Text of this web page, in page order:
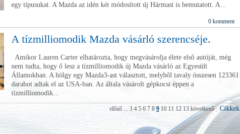
egy típusukat. A Mazda az idén két módosított új Hármast is bemutatott. A...
0 komment
A tízmilliomodik Mazda vásárló szerencséje.
Amikor Lauren Carter elhatározta, hogy megvásárolja élete első autóját, még
nem tudta, hogy ő lesz a tízmilliomodik új Mazda vásárló az Egyesült
Államokban. A hölgy egy Mazda3-ast választott, melyből tavaly összesen 123361
darabot adtak el az USA-ban. Az általa vásárolt gépkocsi éppen a
tízmilliomodik...
Cikkek
|
előző ... 3 4 5 6 7 8 9 10 11 12 13 következő